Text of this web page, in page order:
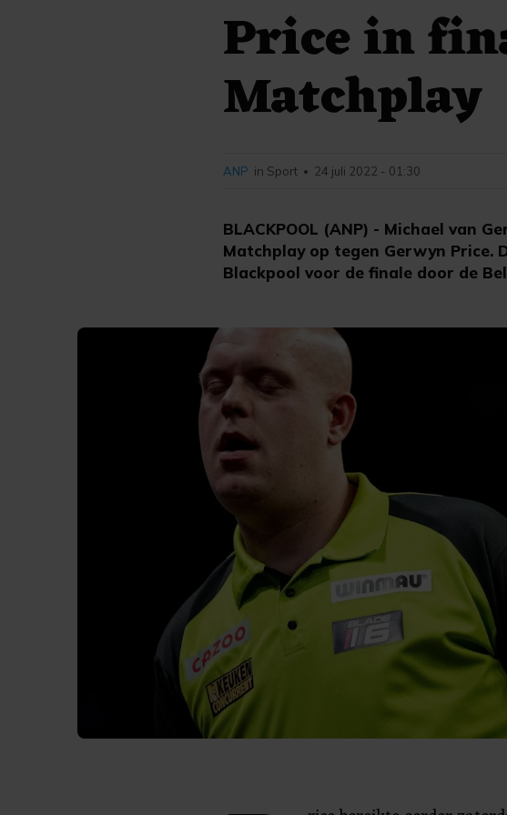
Price in
Matchplay
BLACKPOOL (ANP) - Michael van
Matchplay op tegen Gerwyn Price.
Blackpool voor de finale door de
ANP in Sport • 24 juli 2022 - 01:30